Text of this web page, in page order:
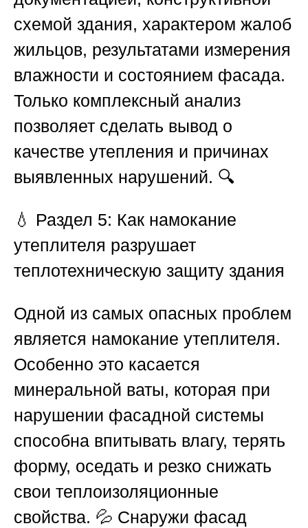
схемой здания, характером жалоб
жильцов, результатами измерения
влажности и состоянием фасада.
Только комплексный анализ
позволяет сделать вывод о
качестве утепления и причинах
выявленных нарушений. 🔍
💧 Раздел 5: Как намокание
утеплителя разрушает
теплотехническую защиту здания
Одной из самых опасных проблем
является намокание утеплителя.
Особенно это касается
минеральной ваты, которая при
нарушении фасадной системы
способна впитывать влагу, терять
форму, оседать и резко снижать
свои теплоизоляционные
свойства. 💦 Снаружи фасад